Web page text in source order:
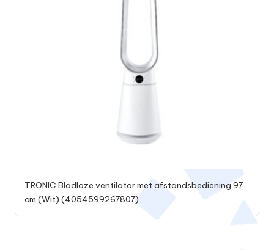
TRONIC Bladloze ventilator met afstandsbediening 97
cm (Wit) (4054599267807)